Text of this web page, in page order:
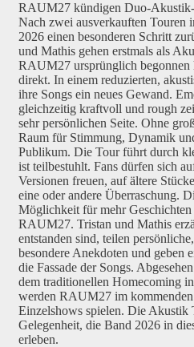
RAUM27 kündigen Duo-
Nach zwei ausverkauften
2026 einen besonderen Schritt
und Mathis gehen erstmals als
RAUM27 ursprünglich begonnen
direkt. In einem reduzierten,
ihre Songs ein neues Gewand.
gleichzeitig kraftvoll und rough
sehr persönlichen Seite. Ohne
Raum für Stimmung, Dynamik
Publikum. Die Tour führt durch
ist teilbestuhlt. Fans dürfen sich
Versionen freuen, auf ältere
eine oder andere Überraschung.
Möglichkeit für mehr
RAUM27. Tristan und Mathis
entstanden sind, teilen
besondere Anekdoten und geben
die Fassade der Songs.
dem traditionellen Homecoming
werden RAUM27 im kommenden
Einzelshows spielen. Die Akustik
Gelegenheit, die Band 2026 in
erleben.